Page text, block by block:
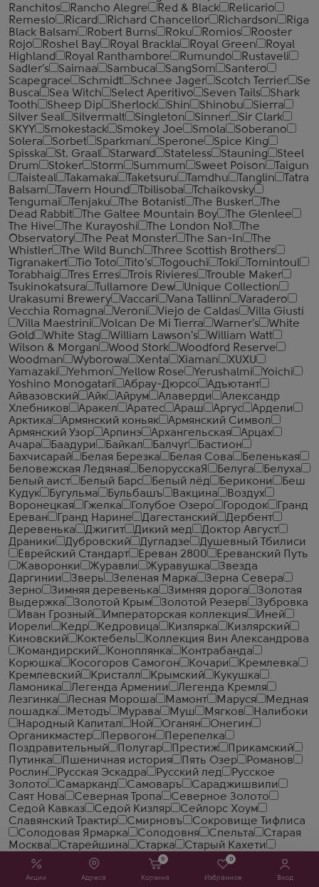
Акции Адреса
0
Корзина
0
Избранное Вход
Ranchitos
Rancho Alegre Red & Black
Relicario
Remeslo
Ricard Richard Chancellor Richardson
Riga
Black Balsam
Robert Burns Roku Romios
Rooster
Rojo
Roshel Bay Royal Brackla Royal Green
Royal
Highland
Royal Ranthambore Rumundo
Rustaveli
Sadler's
Saimaa Sambuca SangSom
Santero
Scapegrace
Schmidt Schnee Jager Scotch Terrier
Se
Busca
Sea Witch Select Aperitivo Seven Tails
Shark
Tooth
Sheep Dip Sherlock Shin Shinobu
Sierra
Silver Seal
Silvermalt Singleton Sinner
Sir Clark
SKYY
Smokestack Smokey Joe Smola
Soberano
Solera
Sorbet Sparkman Sperone
Spice King
Spisska
St. Graal Starward Stateless Stauning
Steel
Drum
Stoker Storm Summum Sweet Poison
Taigun
Taisteal
Takamaka Taketsuru Tamdhu Tanglin
Tatra
Balsam
Tavern Hound Tbilisoba
Tchaikovsky
Tengumai
Tenjaku The Botanist The Busker
The
Dead Rabbit
The Galtee Mountain Boy
The Glenlee
The Hive
The Kurayoshi The London №1
The
Observatory
The Peat Monster The San-In
The
Whistler
The Wild Bunch
Three Scottish Brothers
Tigranakert
Tio Toto Tito's Togouchi Toki
Tomintoul
Torabhaig
Tres Erres Trois Rivieres
Trouble Maker
Tsukinokatsura
Tullamore Dew
Unique Collection
Urakasumi Brewery
Vaccari Vana Tallinn
Varadero
Vecchia Romagna
Veroni Viejo de Caldas
Villa Giusti
Villa Maestrini
Volcan De Mi Tierra Warner's
White
Gold
White Stag William Lawson's
William Watt
Wilson & Morgan
Wood Stork
Woodford Reserve
Woodman
Wyborowa Xenta Xiaman
XUXU
Yamazaki
Yehmon Yellow Rose Yerushalmi
Yoichi
Yoshino Monogatari
Абрау-Дюрсо
Адъютант
Айвазовский
Айк Айрум Алаверди
Александр
Хлебников
Аракел Аратес Араш Аргус
Ардели
Арктика
Армянский коньяк
Армянский Символ
Армянский Узор
Арпинэ Архангельская
Арцах
Ачара
Баадури Байкал Балчуг
Бастион
Бахчисарай
Белая Березка Белая Сова
Беленькая
Беловежская Ледяная
БелорусскаЯ Белуга
Белуха
Белый аист
Белый Барс Белый лёд Берикони
Беш
Кудук
Бугульма Бульбашъ Вакцина
Воздух
Воронецкая
Гжелка Голубое Озеро Городок
Гранд
Ереван
Гранд Нарине Дагестанский
Дербент
Деревенька
Джигит Дикий мед
Доктор Август
Драники
Дубровский Дугладзе
Душевный Тбилиси
Еврейский Стандарт
Ереван 2800
Ереванский Путь
Жаворонки
Журавли Журавушка
Звезда
Даргинии
Зверь Зеленая Марка
Зерна Севера
Зерно
Зимняя деревенька Зимняя дорога
Золотая
Выдержка
Золотой Крым Золотой Резерв
Зубровка
Иван Грозный
Императорская коллекция
Иней
Иорели
Кедр Кедровица Кизлярка
Кизлярский
Киновский
Коктебель
Коллекция Вин Александрова
Командирский
Коноплянка
Контрабанда
Корюшка
Косогоров Самогон Кочари
Кремлевка
Кремлевский
Кристалл Крымский
Кукушка
Ламоника
Легенда Армении
Легенда Кремля
Лезгинка
Лесная Мороша Мамонт Маруся
Медная
лошадка
Методъ Мурава Муш Мягков
Налибоки
Народный Капитал
Ной Оганян
Онегин
Органикмастер
Первогон
Перепелка
Поздравительный
Полугар Престиж
Прикамский
Путинка
Пшеничная история Пять Озер
Романов
Рослин
Русская Эскадра Русский лед
Русское
Золото
Самарканд Самоваръ
Сараджишвили
Саят Нова
Северная Тропа
Северное Золото
Седой Кавказ
Седой Кизляр
Сейлорс Хоум
Славянский Трактир
Смирновъ
Сокровище Тифлиса
Солодовая Ярмарка
Солодовня Спельта
Старая
Москва
Старейшина Старка
Старый Кахети
Старый Кенигсберг
Столичная Стопарик
Стужа
Сулу-Дере
Сябры Тбилисский Дворик
Топаз
Травка
Троекуровка Тундра Урожай Уч Кудук